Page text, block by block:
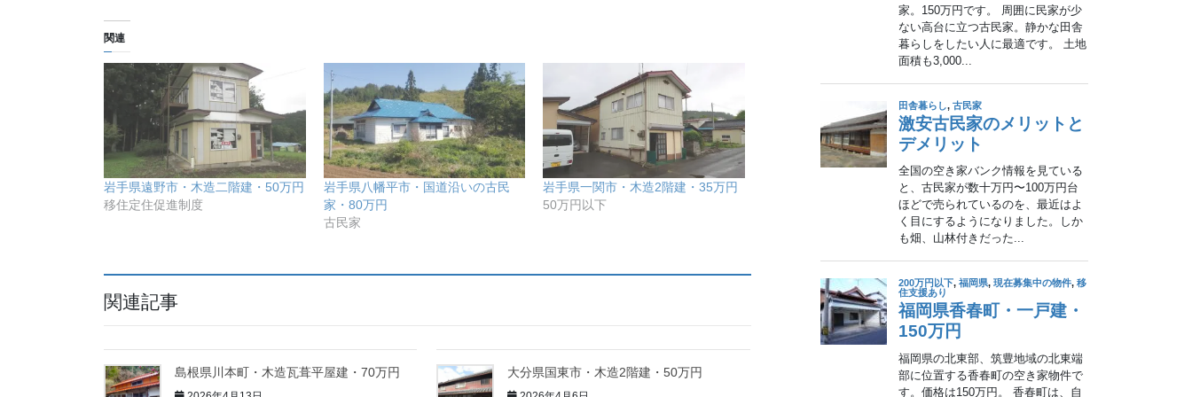
関連
岩手県遠野市・木造二階建・50万円
移住定住促進制度
岩手県八幡平市・国道沿いの古民
家・80万円
古民家
岩手県一関市・木造2階建・35万円
50万円以下
関連記事
島根県川本町・木造瓦葺平屋建・70万円 大分県国東市・木造2階建・50万円